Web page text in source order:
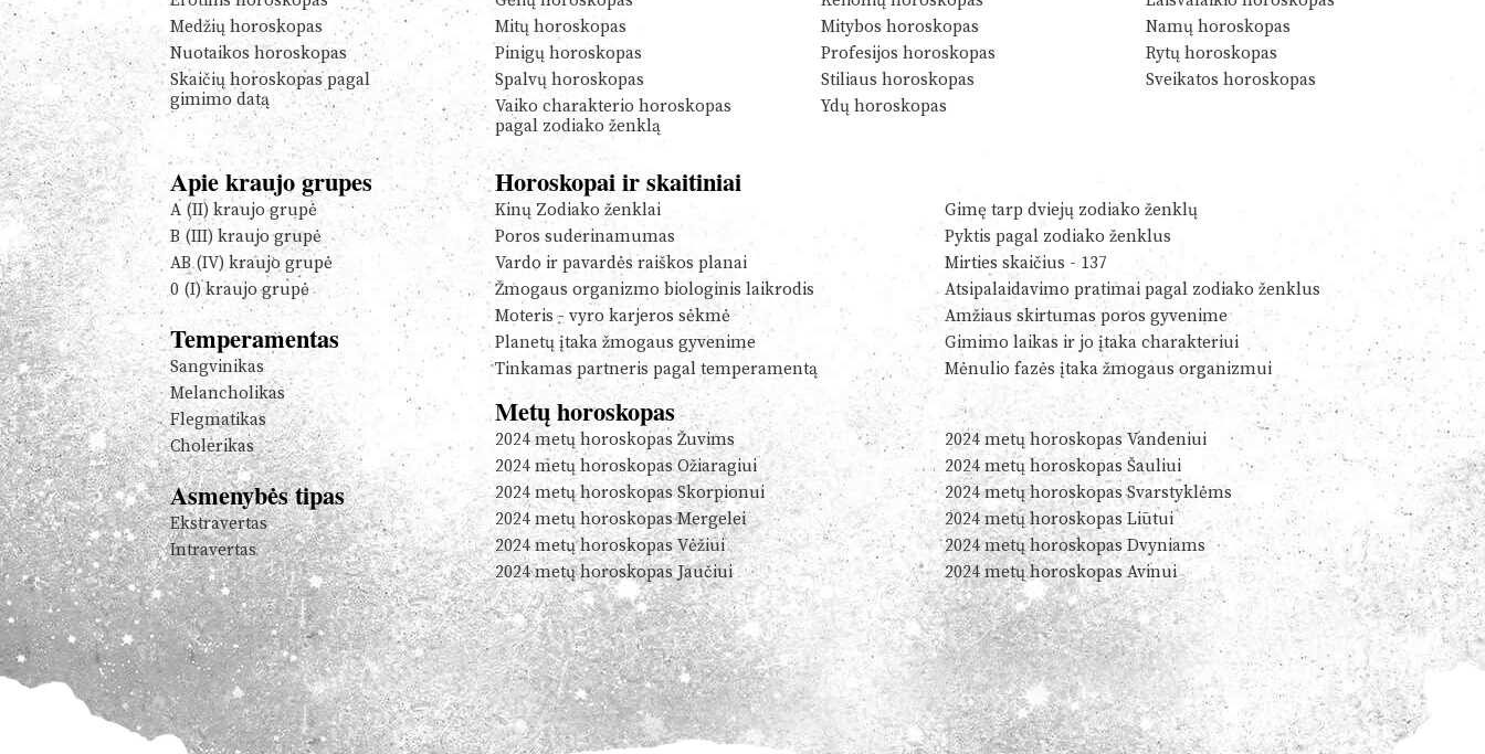
Medžių horoskopas
Mitų horoskopas Mitybos horoskopas
Namų horoskopas
Nuotaikos horoskopas
Pinigų horoskopas Profesijos horoskopas
Rytų horoskopas
Skaičių horoskopas pagal
gimimo datą
Spalvų horoskopas Stiliaus horoskopas
Sveikatos horoskopas
Vaiko charakterio horoskopas
pagal zodiako ženklą
Ydų horoskopas
Apie kraujo grupes
A (II) kraujo grupė
B (III) kraujo grupė
AB (IV) kraujo grupė
0 (I) kraujo grupė
Temperamentas
Sangvinikas
Melancholikas
Flegmatikas
Cholerikas
Asmenybės tipas
Ekstravertas
Intravertas
Horoskopai ir skaitiniai
Kinų Zodiako ženklai
Gimę tarp dviejų zodiako ženklų
Poros suderinamumas
Pyktis pagal zodiako ženklus
Vardo ir pavardės raiškos planai
Mirties skaičius - 137
Žmogaus organizmo biologinis laikrodis
Atsipalaidavimo pratimai pagal zodiako ženklus
Moteris - vyro karjeros sėkmė
Amžiaus skirtumas poros gyvenime
Planetų įtaka žmogaus gyvenime
Gimimo laikas ir jo įtaka charakteriui
Tinkamas partneris pagal temperamentą
Mėnulio fazės įtaka žmogaus organizmui
Metų horoskopas
2024 metų horoskopas Žuvims
2024 metų horoskopas Vandeniui
2024 metų horoskopas Ožiaragiui
2024 metų horoskopas Šauliui
2024 metų horoskopas Skorpionui
2024 metų horoskopas Svarstyklėms
2024 metų horoskopas Mergelei
2024 metų horoskopas Liūtui
2024 metų horoskopas Vėžiui
2024 metų horoskopas Dvyniams
2024 metų horoskopas Jaučiui
2024 metų horoskopas Avinui